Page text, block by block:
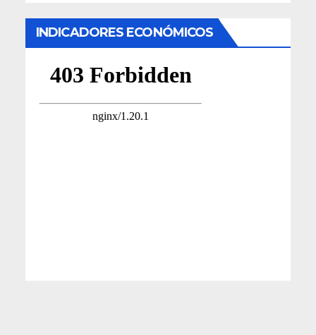
INDICADORES ECONÓMICOS